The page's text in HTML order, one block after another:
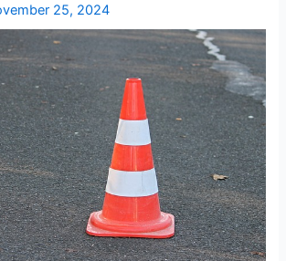
25, 2024